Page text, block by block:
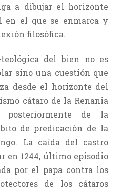
a dibujar el horizonte
en el que se enmarca y
filosófica.
del bien no es
sino una cuestión que
desde el horizonte del
cátaro de la Renania
de la
de predicación de la
La caída del castro
en 1244, último episodio
por el papa contra los
de los cátaros